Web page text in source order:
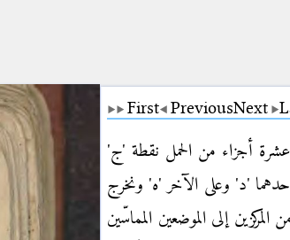
First PreviousNext
أجزاء من الحمل نقطة 'ج'
'د' وعلى الآخر 'ه' ونخرج
إلى الموضعين المماسّين